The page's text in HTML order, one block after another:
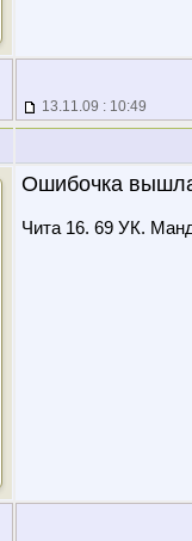
13.11.09 : 10:49
Ошибочка
Чита 16. 69 УК.